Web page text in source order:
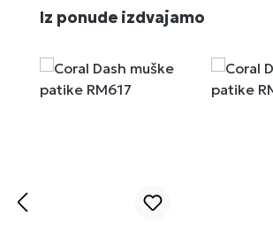
Preskoči galeriju proizvoda
Iz ponude izdvajamo